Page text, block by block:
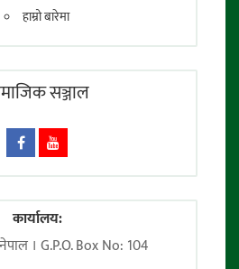
हाम्रो बारेमा
सञ्जाल
कार्यालय:
। G.P.O. Box No: 104